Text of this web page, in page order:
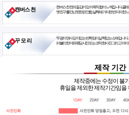
캔버스 천
캔버스천 천의 질감이 있어 묵직함이 느껴집니다. 클
옛친구를 만난듯한 편안함. 살짝 때가 타면 빈티지한
꾸 모 리
무광이면서 깊이있는 반짝임이 삶짝있는 소재입니다.
러블리한 야외웨딩사진 또는 코믹한사진 그리고 아이
제작 기간
제작중에는 수정이 불
휴일을 제외한 제작기간임을